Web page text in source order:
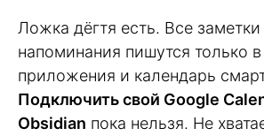
Ложка дёгтя есть. Все заметки
напоминания пишутся только
приложения и календарь
Подключить свой Google
Obsidian пока нельзя. Не